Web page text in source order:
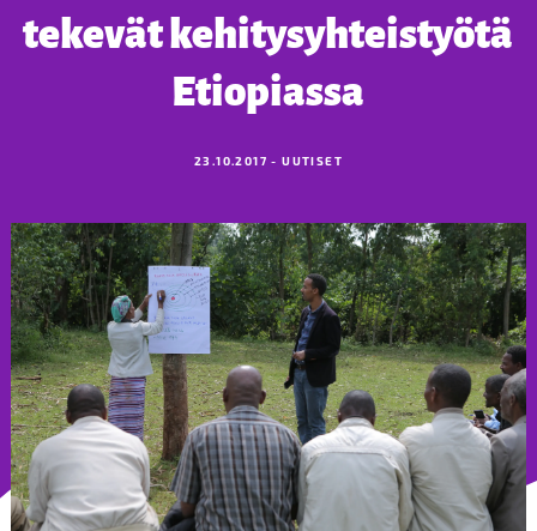
tekevät kehitysyhteistyötä
Etiopiassa
23.10.2017 - UUTISET